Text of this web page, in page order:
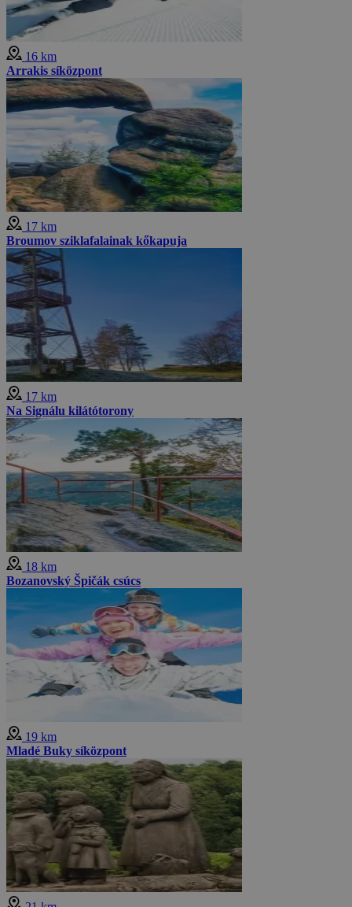
16 km
Arrakis síközpont
17 km
Broumov sziklafalainak kőkapuja
17 km
Na Signálu kilátótorony
18 km
Bozanovský Špičák csúcs
19 km
Mladé Buky síközpont